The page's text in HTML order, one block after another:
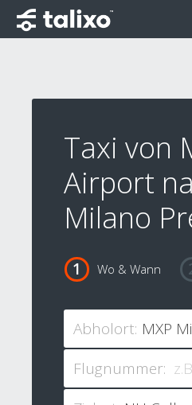
Taxi von
Airport
Milano
Wo & Wann
Abholort:
Flugnummer: